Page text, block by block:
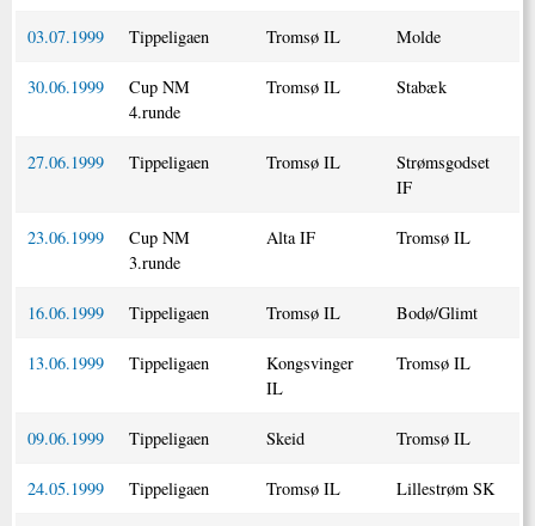
03.07.1999 Tippeligaen Tromsø IL Molde
30.06.1999
Cup NM
4.runde
Tromsø IL Stabæk
27.06.1999 Tippeligaen Tromsø IL
Strømsgodset
IF
23.06.1999
Cup NM
3.runde
Alta IF Tromsø IL
16.06.1999 Tippeligaen Tromsø IL Bodø/Glimt
13.06.1999 Tippeligaen
Kongsvinger
IL
Tromsø IL
09.06.1999 Tippeligaen Skeid Tromsø IL
24.05.1999 Tippeligaen Tromsø IL Lillestrøm SK